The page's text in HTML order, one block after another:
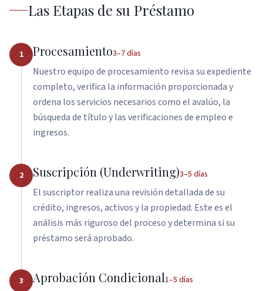
Commercial Real Estate
Non-QM / Alternative
Bank Statement Loans
DSCR Loans
ITIN Mortgage
Foreign National Loans
Asset Qualifier
P&L Loans
Bank Statement HELOC
Las Etapas de su Préstamo
1 Procesamiento3–7 días
Nuestro equipo de procesamiento revisa su expediente
completo, verifica la información proporcionada y
ordena los servicios necesarios como el avalúo, la
búsqueda de título y las verificaciones de empleo e
ingresos.
2 Suscripción (Underwriting)3–5 días
El suscriptor realiza una revisión detallada de su
crédito, ingresos, activos y la propiedad. Este es el
análisis más riguroso del proceso y determina si su
préstamo será aprobado.
3 Aprobación Condicional1–5 días